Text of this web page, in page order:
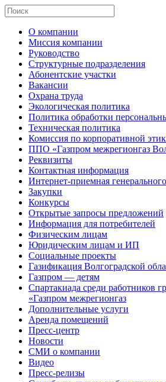
О компании
Миссия компании
Руководство
Структурные подразделения
Абонентские участки
Вакансии
Охрана труда
Экологическая политика
Политика обработки
Техническая политика
Комиссия по корпоративной
ППО «Газпром межрегионгаз
Реквизиты
Контактная информация
Интернет-приемная
Закупки
Конкурсы
Открытые запросы предложений
Информация для потребителей
Физическим лицам
Юридическим лицам и ИП
Социальные проекты
Газификация Волгоградской
Газпром — детям
Спартакиада среди
«Газпром межрегионгаз
Дополнительные услуги
Аренда помещений
Пресс-центр
Новости
СМИ о компании
Видео
Пресс-релизы